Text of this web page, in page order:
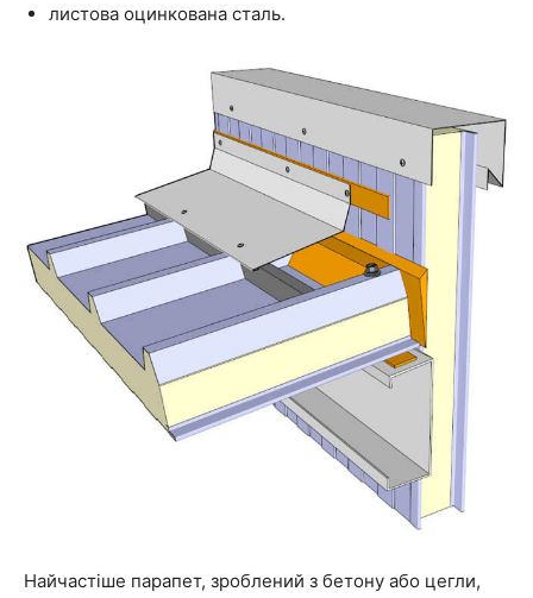
листова оцинкована сталь.
Найчастіше парапет, зроблений з бетону або цегли,